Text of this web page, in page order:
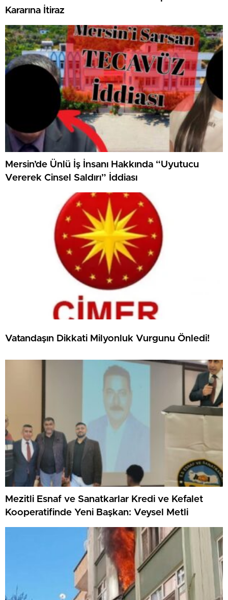
Kararına İtiraz
Mersin’de Ünlü İş İnsanı Hakkında “Uyutucu
Vererek Cinsel Saldırı” İddiası
Vatandaşın Dikkati Milyonluk Vurgunu Önledi!
Mezitli Esnaf ve Sanatkarlar Kredi ve Kefalet
Kooperatifinde Yeni Başkan: Veysel Metli